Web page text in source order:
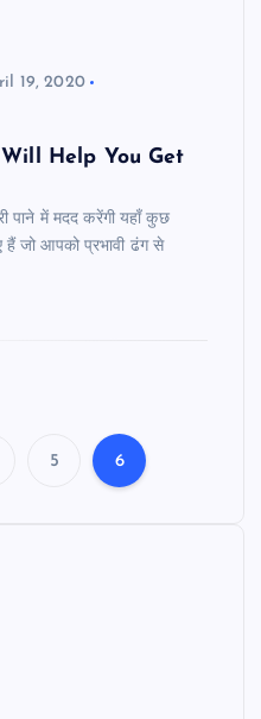
19, 2020
Help You Get
पाने में मदद करेंगी यहाँ कुछ
हैं जो आपको प्रभावी ढंग से
5 6